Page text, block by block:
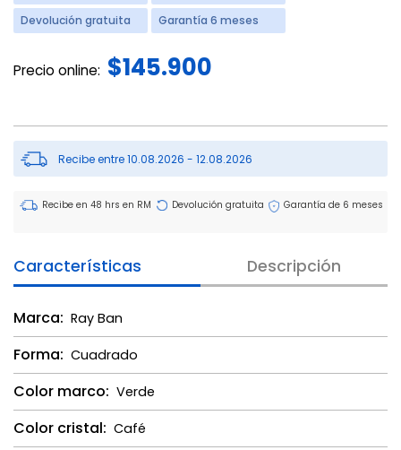
Devolución gratuita
Garantía 6 meses
Precio online: $145.900
Recibe entre 10.08.2026 - 12.08.2026
Recibe en 48 hrs en RM Devolución gratuita Garantía de 6 meses
Características Descripción
Marca: Ray Ban
Forma: Cuadrado
Color marco: Verde
Color cristal: Café